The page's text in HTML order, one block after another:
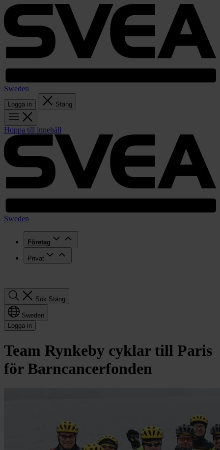
Sweden
Logga in Stäng
Hoppa till innehåll
Sweden
Företag
Privat
Sök Stäng
Sweden
Logga in
Team Rynkeby cyklar till Paris
för Barncancer­fonden